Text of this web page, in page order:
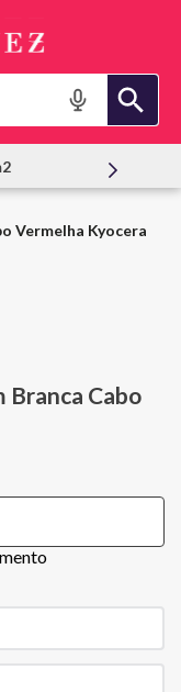
Vermelha Kyocera
Branca Cabo